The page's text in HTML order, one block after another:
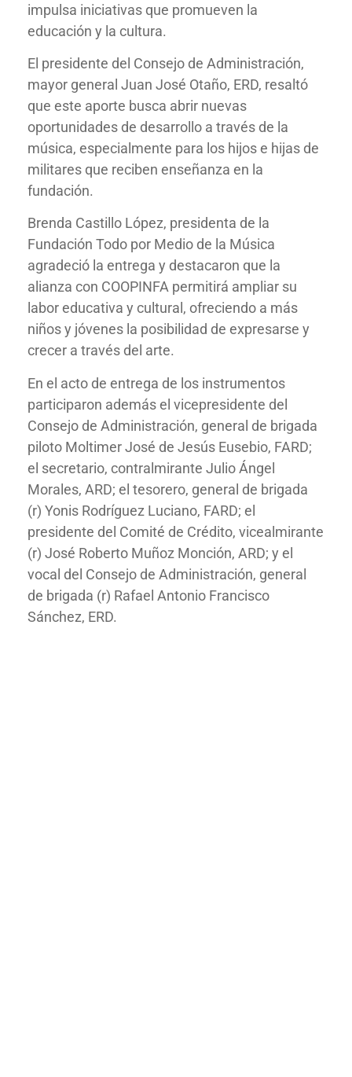
impulsa iniciativas que promueven la
educación y la cultura.
El presidente del Consejo de Administración,
mayor general Juan José Otaño, ERD, resaltó
que este aporte busca abrir nuevas
oportunidades de desarrollo a través de la
música, especialmente para los hijos e hijas de
militares que reciben enseñanza en la
fundación.
Brenda Castillo López, presidenta de la
Fundación Todo por Medio de la Música
agradeció la entrega y destacaron que la
alianza con COOPINFA permitirá ampliar su
labor educativa y cultural, ofreciendo a más
niños y jóvenes la posibilidad de expresarse y
crecer a través del arte.
En el acto de entrega de los instrumentos
participaron además el vicepresidente del
Consejo de Administración, general de brigada
piloto Moltimer José de Jesús Eusebio, FARD;
el secretario, contralmirante Julio Ángel
Morales, ARD; el tesorero, general de brigada
(r) Yonis Rodríguez Luciano, FARD; el
presidente del Comité de Crédito, vicealmirante
(r) José Roberto Muñoz Monción, ARD; y el
vocal del Consejo de Administración, general
de brigada (r) Rafael Antonio Francisco
Sánchez, ERD.